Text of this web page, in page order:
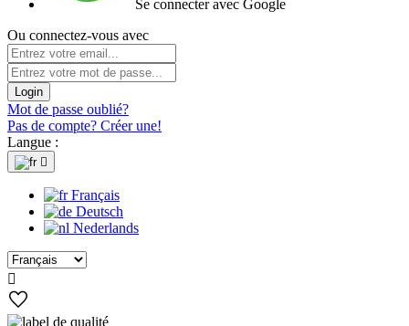
Se connecter avec Google
Ou connectez-vous avec
Login
Mot de passe oublié?
Pas de compte? Créer une!
Langue :

Français
Deutsch
Nederlands
